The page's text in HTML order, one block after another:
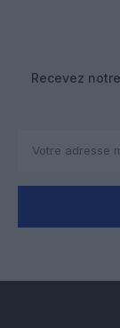
Recevez